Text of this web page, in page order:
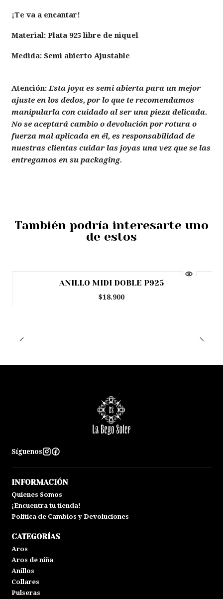
¡Te va a encantar!
Material: Plata 925 libre de niquel
Medida: Semi abierto Ajustable
Atención: Esta joya es semi abierta para un mejor
ajuste en los dedos, por lo que te recomendamos
manipularla con cuidado al ser una pieza delicada.
No se aceptará cambio o devolución por rotura o
fuerza mal aplicada en él, es responsabilidad de
nuestras clientas cuidar las joyas una vez que se las
entregamos en su packaging.
También podría interesarte uno
de estos
ANILLO MIDI DOBLE P925
$18.900
Síguenos
INFORMACIÓN
Quienes Somos
¡Encuentra tu tienda!
Política de Cambios y Devoluciones
CATEGORÍAS
Aros
Aros de niña
Anillos
Collares
Pulseras